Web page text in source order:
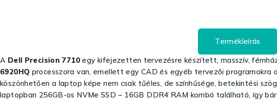
Termékleírás
A Dell Precision 7710egy kifejezetten tervezésre készített, masszív,
6920HQ processzora van, emellett egy CAD és egyéb tervezői programokra
köszönhetően a laptop képe nem csak tűéles, de színhűsége, betekintési
laptopban 256GB-os NVMe SSD – 16GB DDR4 RAM kombó található, így